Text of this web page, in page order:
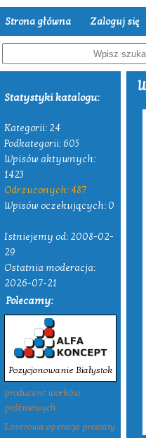
Strona główna Zaloguj się
Statystyki katalogu:
Kategorii: 24
Podkategorii: 605
Wpisów aktywnych:
1423
Odrzuconych: 487
Wpisów oczekujących: 0
Istniejemy od: 2008-02-
29
Ostatnia moderacja:
2026-07-21
Polecamy:
Pozycjonowanie Białystok
producent worków
próżniowych
Laserowa operacja prostaty